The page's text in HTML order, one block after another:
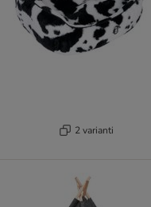
2 varianti